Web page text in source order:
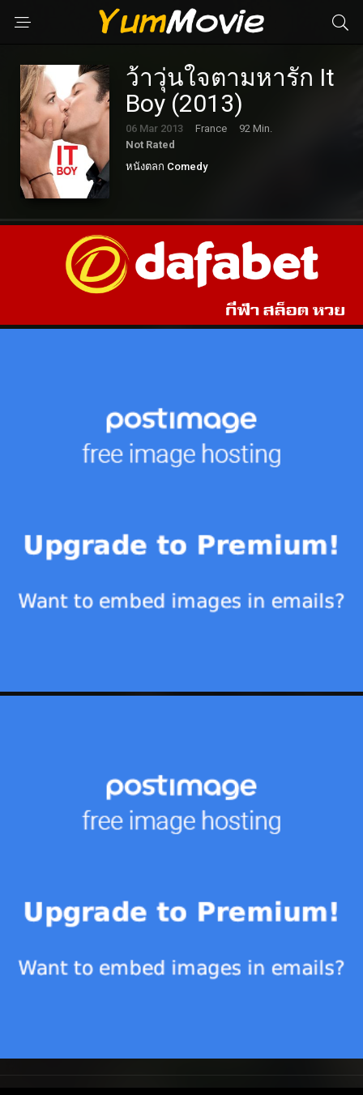
ว้าวุ่นใจตามหารัก It
Boy (2013)
06 Mar 2013 France
92 Min.
Not Rated
หนังตลก Comedy